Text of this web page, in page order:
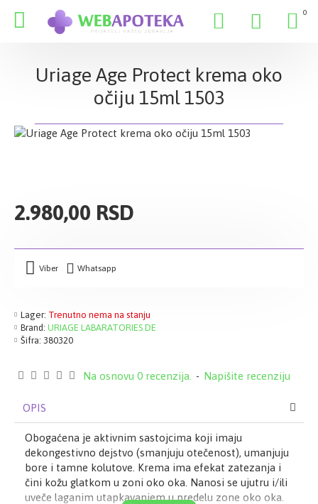
0
Uriage Age Protect krema oko
očiju 15ml 1503
Lager: Trenutno nema na stanju
Brand: URIAGE LABARATORIES DE
Šifra: 380320
Na osnovu 0 recenzija. - Napišite recenziju
2.980,00 RSD
Viber Whatsapp
OPIS
Obogaćena je aktivnim sastojcima koji imaju
dekongestivno dejstvo (smanjuju otečenost), umanjuju
bore i tamne kolutove. Krema ima efekat zatezanja i
čini kožu glatkom u zoni oko oka. Nanosi se ujutru i/ili
uveče laganim utapkavanjem u predelu zone oko oka.